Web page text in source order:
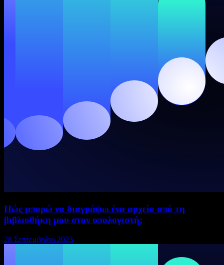
Πώς μπορώ να διαγράψω ένα αρχείο από τη
βιβλιοθήκη μου στον υπολογιστή;
28 Σεπτεμβρίου 2023